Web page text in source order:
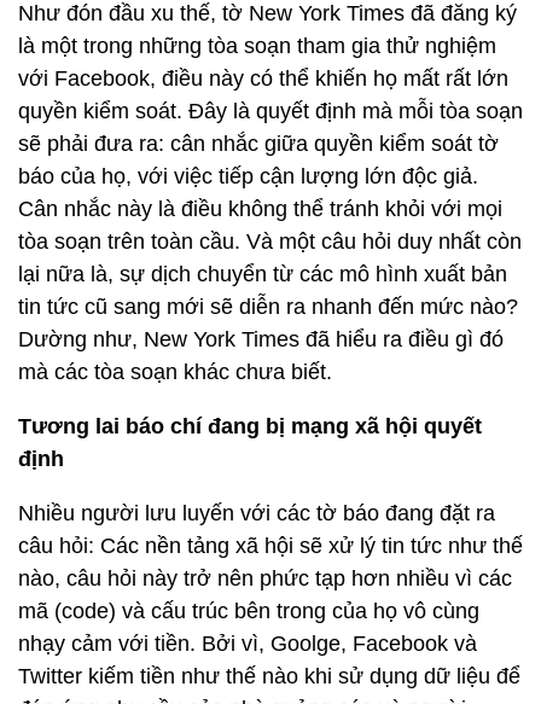
Như đón đầu xu thế, tờ New York Times đã đăng ký
là một trong những tòa soạn tham gia thử nghiệm
với Facebook, điều này có thể khiến họ mất rất lớn
quyền kiểm soát. Đây là quyết định mà mỗi tòa soạn
sẽ phải đưa ra: cân nhắc giữa quyền kiểm soát tờ
báo của họ, với việc tiếp cận lượng lớn độc giả.
Cân nhắc này là điều không thể tránh khỏi với mọi
tòa soạn trên toàn cầu. Và một câu hỏi duy nhất còn
lại nữa là, sự dịch chuyển từ các mô hình xuất bản
tin tức cũ sang mới sẽ diễn ra nhanh đến mức nào?
Dường như, New York Times đã hiểu ra điều gì đó
mà các tòa soạn khác chưa biết.
Tương lai báo chí đang bị mạng xã hội quyết
định
Nhiều người lưu luyến với các tờ báo đang đặt ra
câu hỏi: Các nền tảng xã hội sẽ xử lý tin tức như thế
nào, câu hỏi này trở nên phức tạp hơn nhiều vì các
mã (code) và cấu trúc bên trong của họ vô cùng
nhạy cảm với tiền. Bởi vì, Goolge, Facebook và
Twitter kiếm tiền như thế nào khi sử dụng dữ liệu để